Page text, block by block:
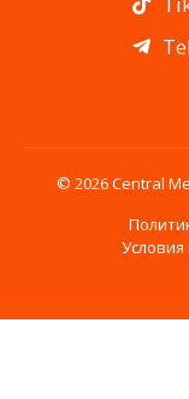
© 2026 Central